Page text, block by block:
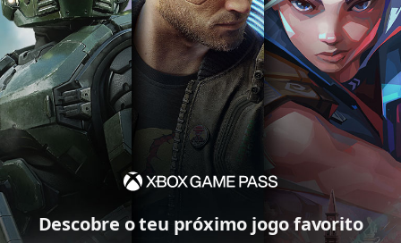
Descobre o teu próximo jogo favorito